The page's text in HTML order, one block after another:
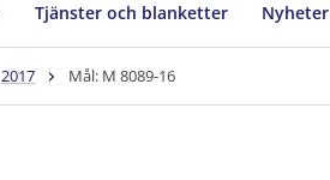
Tjänster och blanketter Nyheter
2017 Mål: M 8089-16